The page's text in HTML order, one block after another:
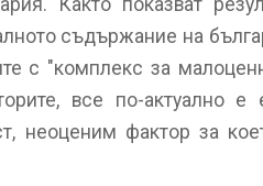
Както показват
съдържание на
с "комплекс за
все по-актуално
неоценим фактор за